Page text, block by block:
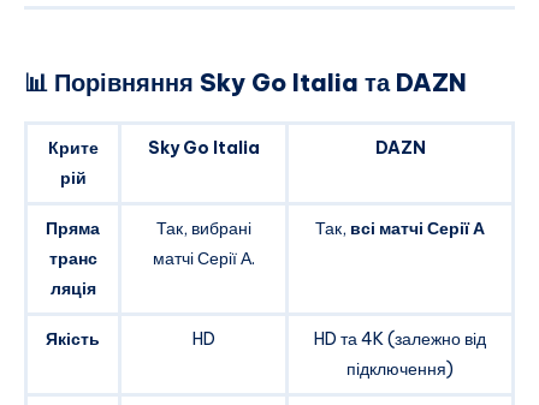
📊 Порівняння Sky Go Italia та DAZN
Крите
рій
Sky Go Italia DAZN
Пряма
транс
ляція
Так, вибрані
матчі Серії А.
Так, всі матчі Серії А
Якість HD
HD та 4K (залежно від
підключення)